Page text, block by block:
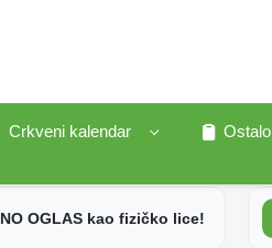
Crkveni kalendar
Ostalo
OGLAS kao fizičko lice!